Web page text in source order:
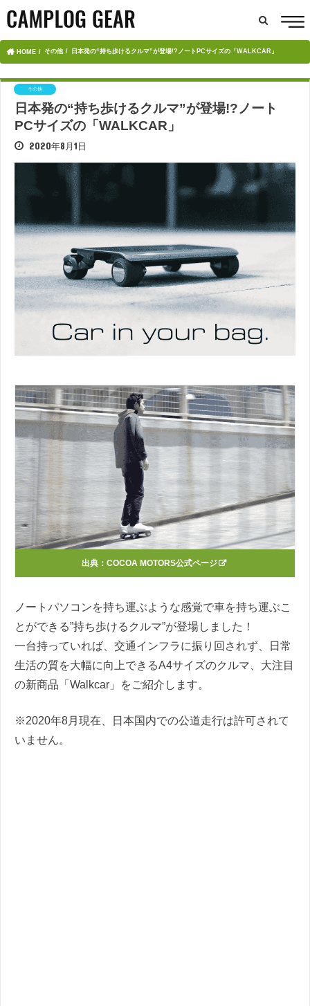
HOME その他 日本発の“持ち歩けるクルマ”が登場!?ノートPCサイズの「WALKCAR」
その他
日本発の“持ち歩けるクルマ”が登場!?ノート
PCサイズの「WALKCAR」
2020年8月1日
出典： COCOA MOTORS公式ページ
ノートパソコンを持ち運ぶような感覚で車を持ち運ぶこ
とができる”持ち歩けるクルマ”が登場しました！
一台持っていれば、交通インフラに振り回されず、日常
生活の質を大幅に向上できるA4サイズのクルマ、大注目
の新商品「Walkcar」をご紹介します。
※2020年8月現在、日本国内での公道走行は許可されて
いません。